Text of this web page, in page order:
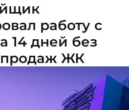
работу с
14 дней без
продаж ЖК